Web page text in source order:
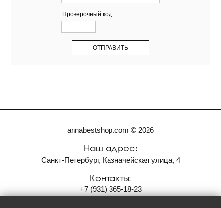
Проверочный код:
annabestshop.com © 2026
Наш адрес:
Санкт-Петербург, Казначейская улица, 4
Контакты:
+7 (931) 365-18-23